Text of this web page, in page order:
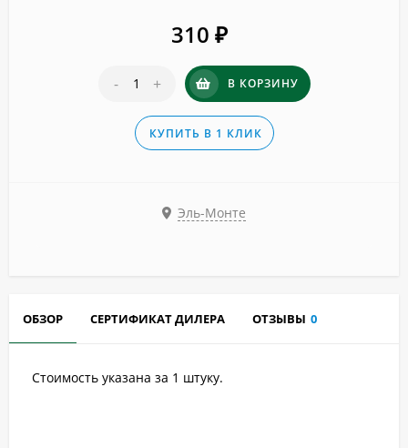
310 ₽
- + В КОРЗИНУ
КУПИТЬ В 1 КЛИК
Эль-Монте
ОБЗОР СЕРТИФИКАТ ДИЛЕРА ОТЗЫВЫ 0
Стоимость указана за 1 штуку.